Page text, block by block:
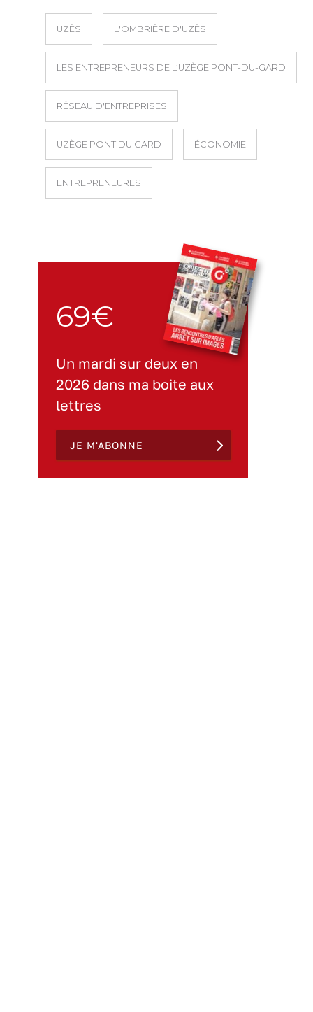
UZÈS L'OMBRIÈRE D'UZÈS
LES ENTREPRENEURS DE L’UZÈGE PONT-DU-GARD
RÉSEAU D'ENTREPRISES
UZÈGE PONT DU GARD ÉCONOMIE
ENTREPRENEURES
69€
Un mardi sur deux en
2026 dans ma boite aux
lettres
JE M'ABONNE